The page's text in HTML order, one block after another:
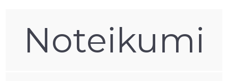
Noteikumi